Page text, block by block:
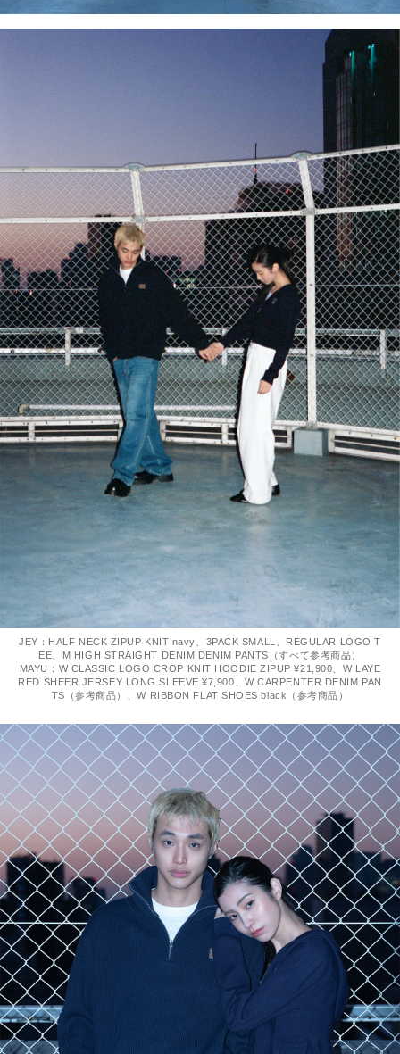
JEY：HALF NECK ZIPUP KNIT navy、3PACK SMALL、REGULAR LOGO T
EE、M HIGH STRAIGHT DENIM DENIM PANTS（すべて参考商品）
MAYU：W CLASSIC LOGO CROP KNIT HOODIE ZIPUP ¥21,900、W LAYE
RED SHEER JERSEY LONG SLEEVE ¥7,900、W CARPENTER DENIM PAN
TS（参考商品）、W RIBBON FLAT SHOES black（参考商品）